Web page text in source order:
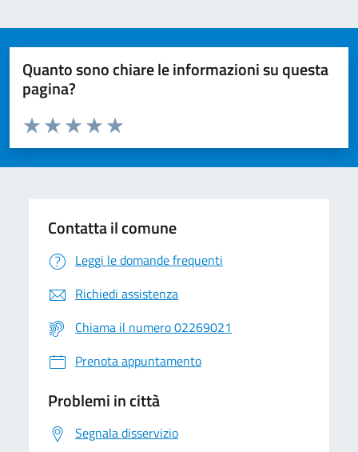
Quanto sono chiare le informazioni su questa
pagina?
Valuta da 1 a 5 stelle la pagina
Valuta 5 stelle su 5
Valuta 4 stelle su 5
Valuta 3 stelle su 5
Valuta 2 stelle su 5
Valuta 1 stelle su 5
Contatta il comune
Leggi le domande frequenti
Richiedi assistenza
Chiama il numero 02269021
Prenota appuntamento
Problemi in città
Segnala disservizio